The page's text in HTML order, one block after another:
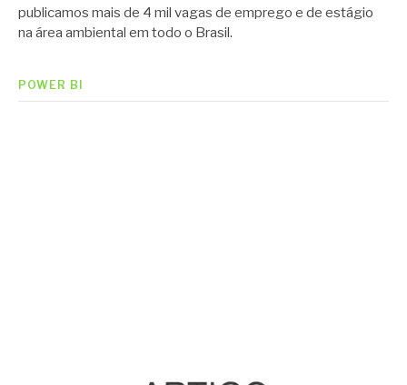
publicamos mais de 4 mil vagas de emprego e de estágio
na área ambiental em todo o Brasil.
POWER BI